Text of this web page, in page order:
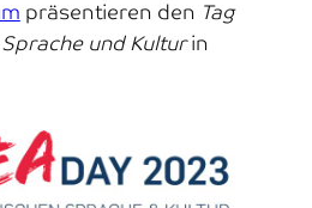
präsentieren den Tag
und Kulturin